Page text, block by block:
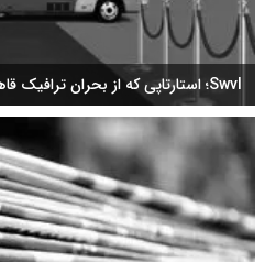
Swvl؛ استارتاپی که از بحران ترافیک قاهره متولد شد